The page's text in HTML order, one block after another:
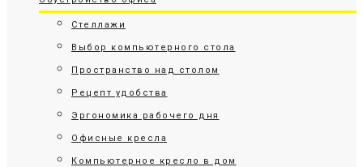
Стеллажи
Выбор компьютерного стола
Пространство над столом
Рецепт удобства
Эргономика рабочего дня
Офисные кресла
Компьютерное кресло в дом